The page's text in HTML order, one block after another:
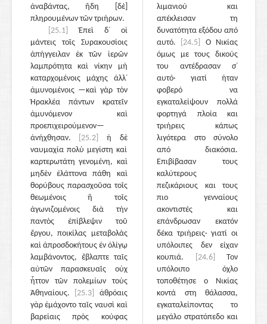
ἀναβάντας, ἤδη [δὲ]
πληρουμένων τῶν τριήρων.
[25.1]
Ἐπεὶ δ᾽ οἱ
μάντεις τοῖς Συρακουσίοις
ἀπήγγειλαν ἐκ τῶν ἱερῶν
λαμπρότητα καὶ νίκην μὴ
καταρχομένοις μάχης ἀλλ᾽
ἀμυνομένοις —καὶ γὰρ τὸν
Ἡρακλέα πάντων κρατεῖν
ἀμυνόμενον καὶ
προεπιχειρούμενον—
ἀνήχθησαν.
[25.2]
ἡ δὲ
ναυμαχία πολὺ μεγίστη καὶ
καρτερωτάτη γενομένη, καὶ
μηδὲν ἐλάττονα πάθη καὶ
θορύβους παρασχοῦσα τοῖς
θεωμένοις ἢ τοῖς
ἀγωνιζομένοις διὰ τὴν
παντὸς ἐπίβλεψιν τοῦ
ἔργου, ποικίλας μεταβολὰς
καὶ ἀπροσδοκήτους ἐν ὀλίγῳ
λαμβάνοντος, ἔβλαπτε ταῖς
αὐτῶν παρασκευαῖς οὐχ
ἧττον τῶν πολεμίων τοὺς
Ἀθηναίους.
[25.3]
ἀθρόαις
γὰρ ἐμάχοντο ταῖς ναυσὶ καὶ
βαρείαις πρὸς κούφας
λιμανιού και
απέκλεισαν τη
δυνατότητα εξόδου από
αυτό.
[24.5] Ο Νικίας
όμως με τους δικούς
του αντέδρασαν σ᾽
αυτό· γιατί ήταν
φοβερό να
εγκαταλείψουν πολλά
φορτηγά πλοία και
τριήρεις κάπως
λιγότερα στο σύνολο
από διακόσια.
Επιβίβασαν τους
καλύτερους
πεζικάριους και τους
πιο γενναίους
ακοντιστές και
επάνδρωσαν εκατόν
δέκα τριήρεις· γιατί οι
υπόλοιπες δεν είχαν
κουπιά.
[24.6]
Τον
υπόλοιπο όχλο
τοποθέτησε ο Νικίας
κοντά στη θάλασσα,
εγκαταλείποντας το
μεγάλο στρατόπεδο και